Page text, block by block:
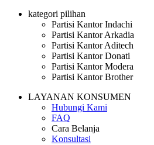
kategori pilihan
Partisi Kantor Indachi
Partisi Kantor Arkadia
Partisi Kantor Aditech
Partisi Kantor Donati
Partisi Kantor Modera
Partisi Kantor Brother
LAYANAN KONSUMEN
Hubungi Kami
FAQ
Cara Belanja
Konsultasi